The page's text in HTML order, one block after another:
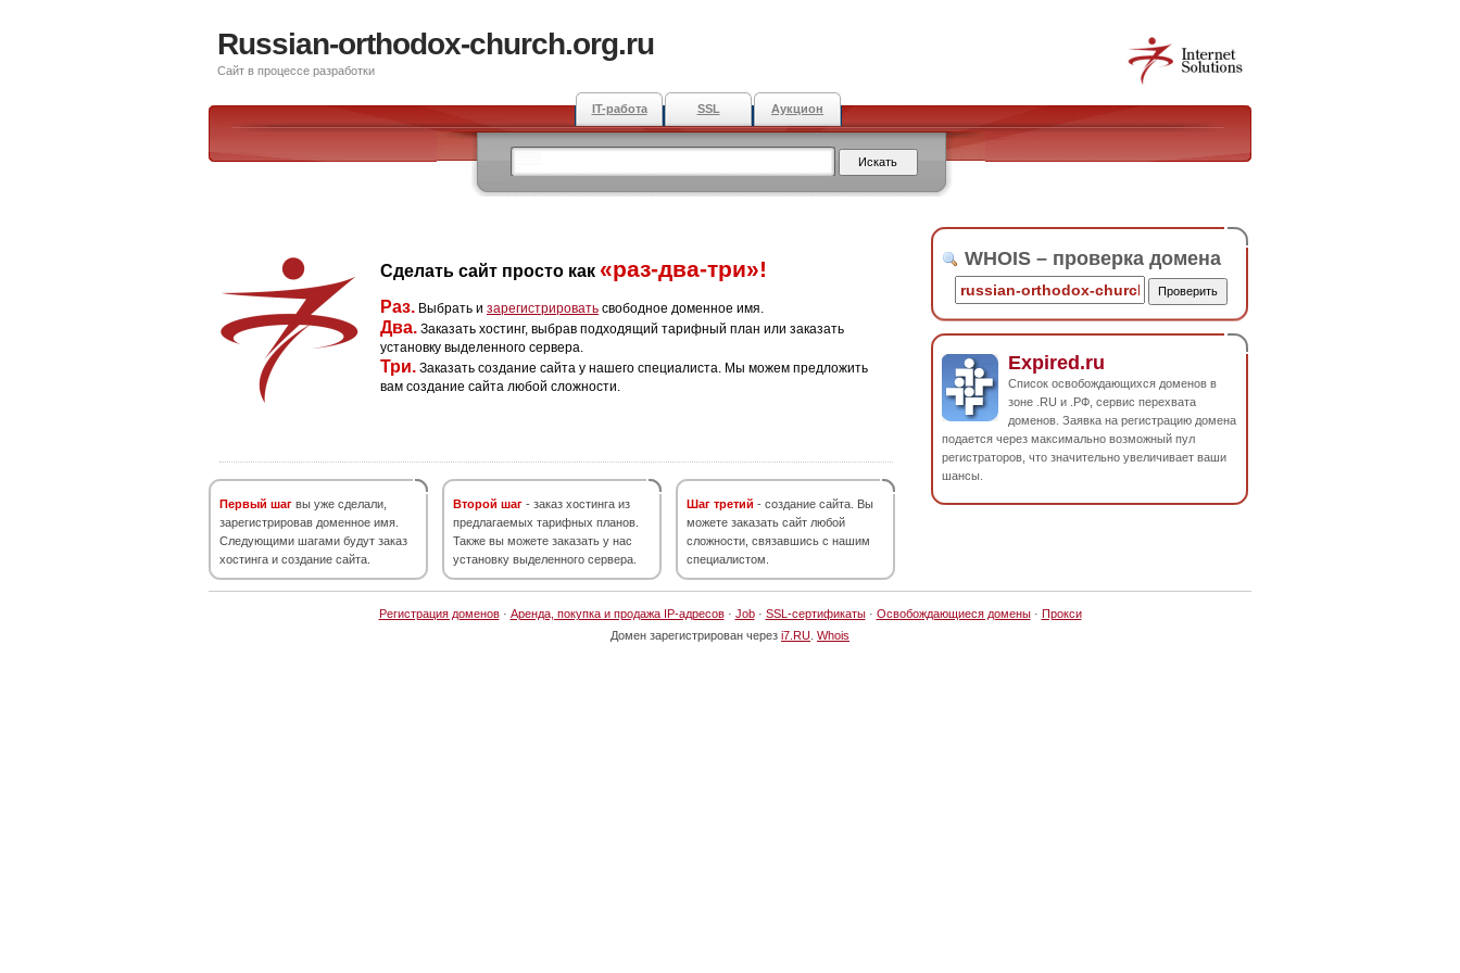
Russian-orthodox-church.org.ru
Сайт в процессе разработки
IT-работа SSL Аукцион
Сделать сайт просто как «раз-два-три»!
Раз. Выбрать и зарегистрировать свободное доменное имя.
Два. Заказать хостинг, выбрав подходящий тарифный план или заказать
установку выделенного сервера.
Три. Заказать создание сайта у нашего специалиста. Мы можем предложить
вам создание сайта любой сложности.
Первый шаг вы уже сделали,
зарегистрировав доменное имя.
Следующими шагами будут заказ
хостинга и создание сайта.
Второй шаг - заказ хостинга из
предлагаемых тарифных планов.
Также вы можете заказать у нас
установку выделенного сервера.
Шаг третий - создание сайта. Вы
можете заказать сайт любой
сложности, связавшись с нашим
специалистом.
WHOIS – проверка домена
Expired.ru
Список освобождающихся доменов в
зоне .RU и .РФ, сервис перехвата
доменов. Заявка на регистрацию домена
подается через максимально возможный пул
регистраторов, что значительно увеличивает ваши
шансы.
Регистрация доменов· Аренда, покупка и продажа IP-адресов· Job· SSL-сертификаты· Освобождающиеся домены· Прокси
Домен зарегистрирован через i7.RU Whois